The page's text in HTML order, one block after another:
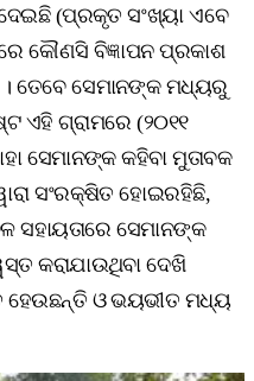
(ପ୍ରକୃତ ସଂଖ୍ୟା ଏବେ
କୌଣସି ବିଜ୍ଞାପନ ପ୍ରକାଶ
। ତେବେ ସେମାନଙ୍କ ମଧ୍ୟରୁ
ଏହି ଗ୍ରାମରେ (୨୦୧୧
ସେମାନଙ୍କ କହିବା ମୁତାବକ
ସଂରକ୍ଷିତ ହୋଇରହିଛି,
ସହାୟତାରେ ସେମାନଙ୍କ
କରାଯାଉଥିବା ଦେଖି
ହେଉଛନ୍ତି ଓ ଭୟଭୀତ ମଧ୍ୟ